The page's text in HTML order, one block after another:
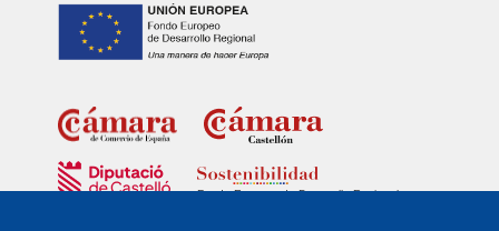
Fondo Europeo de Desarrollo Regional